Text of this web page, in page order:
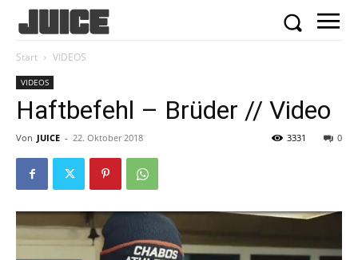
Start VIDEOS
VIDEOS
Haftbefehl – Brüder // Video
Von JUICE - 22. Oktober 2018 0
3331